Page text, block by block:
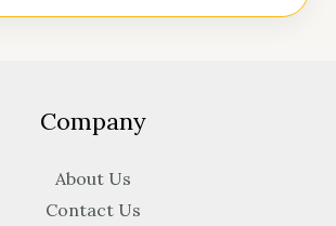
Company
About Us
Contact Us